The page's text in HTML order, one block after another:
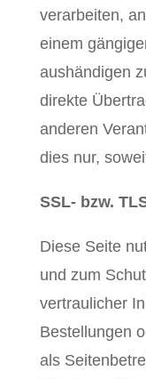
verarbeiten,
einem
aushändigen
direkte
anderen
dies nur,
SSL- bzw.
Diese Seite
und zum
vertraulicher
Bestellungen
als